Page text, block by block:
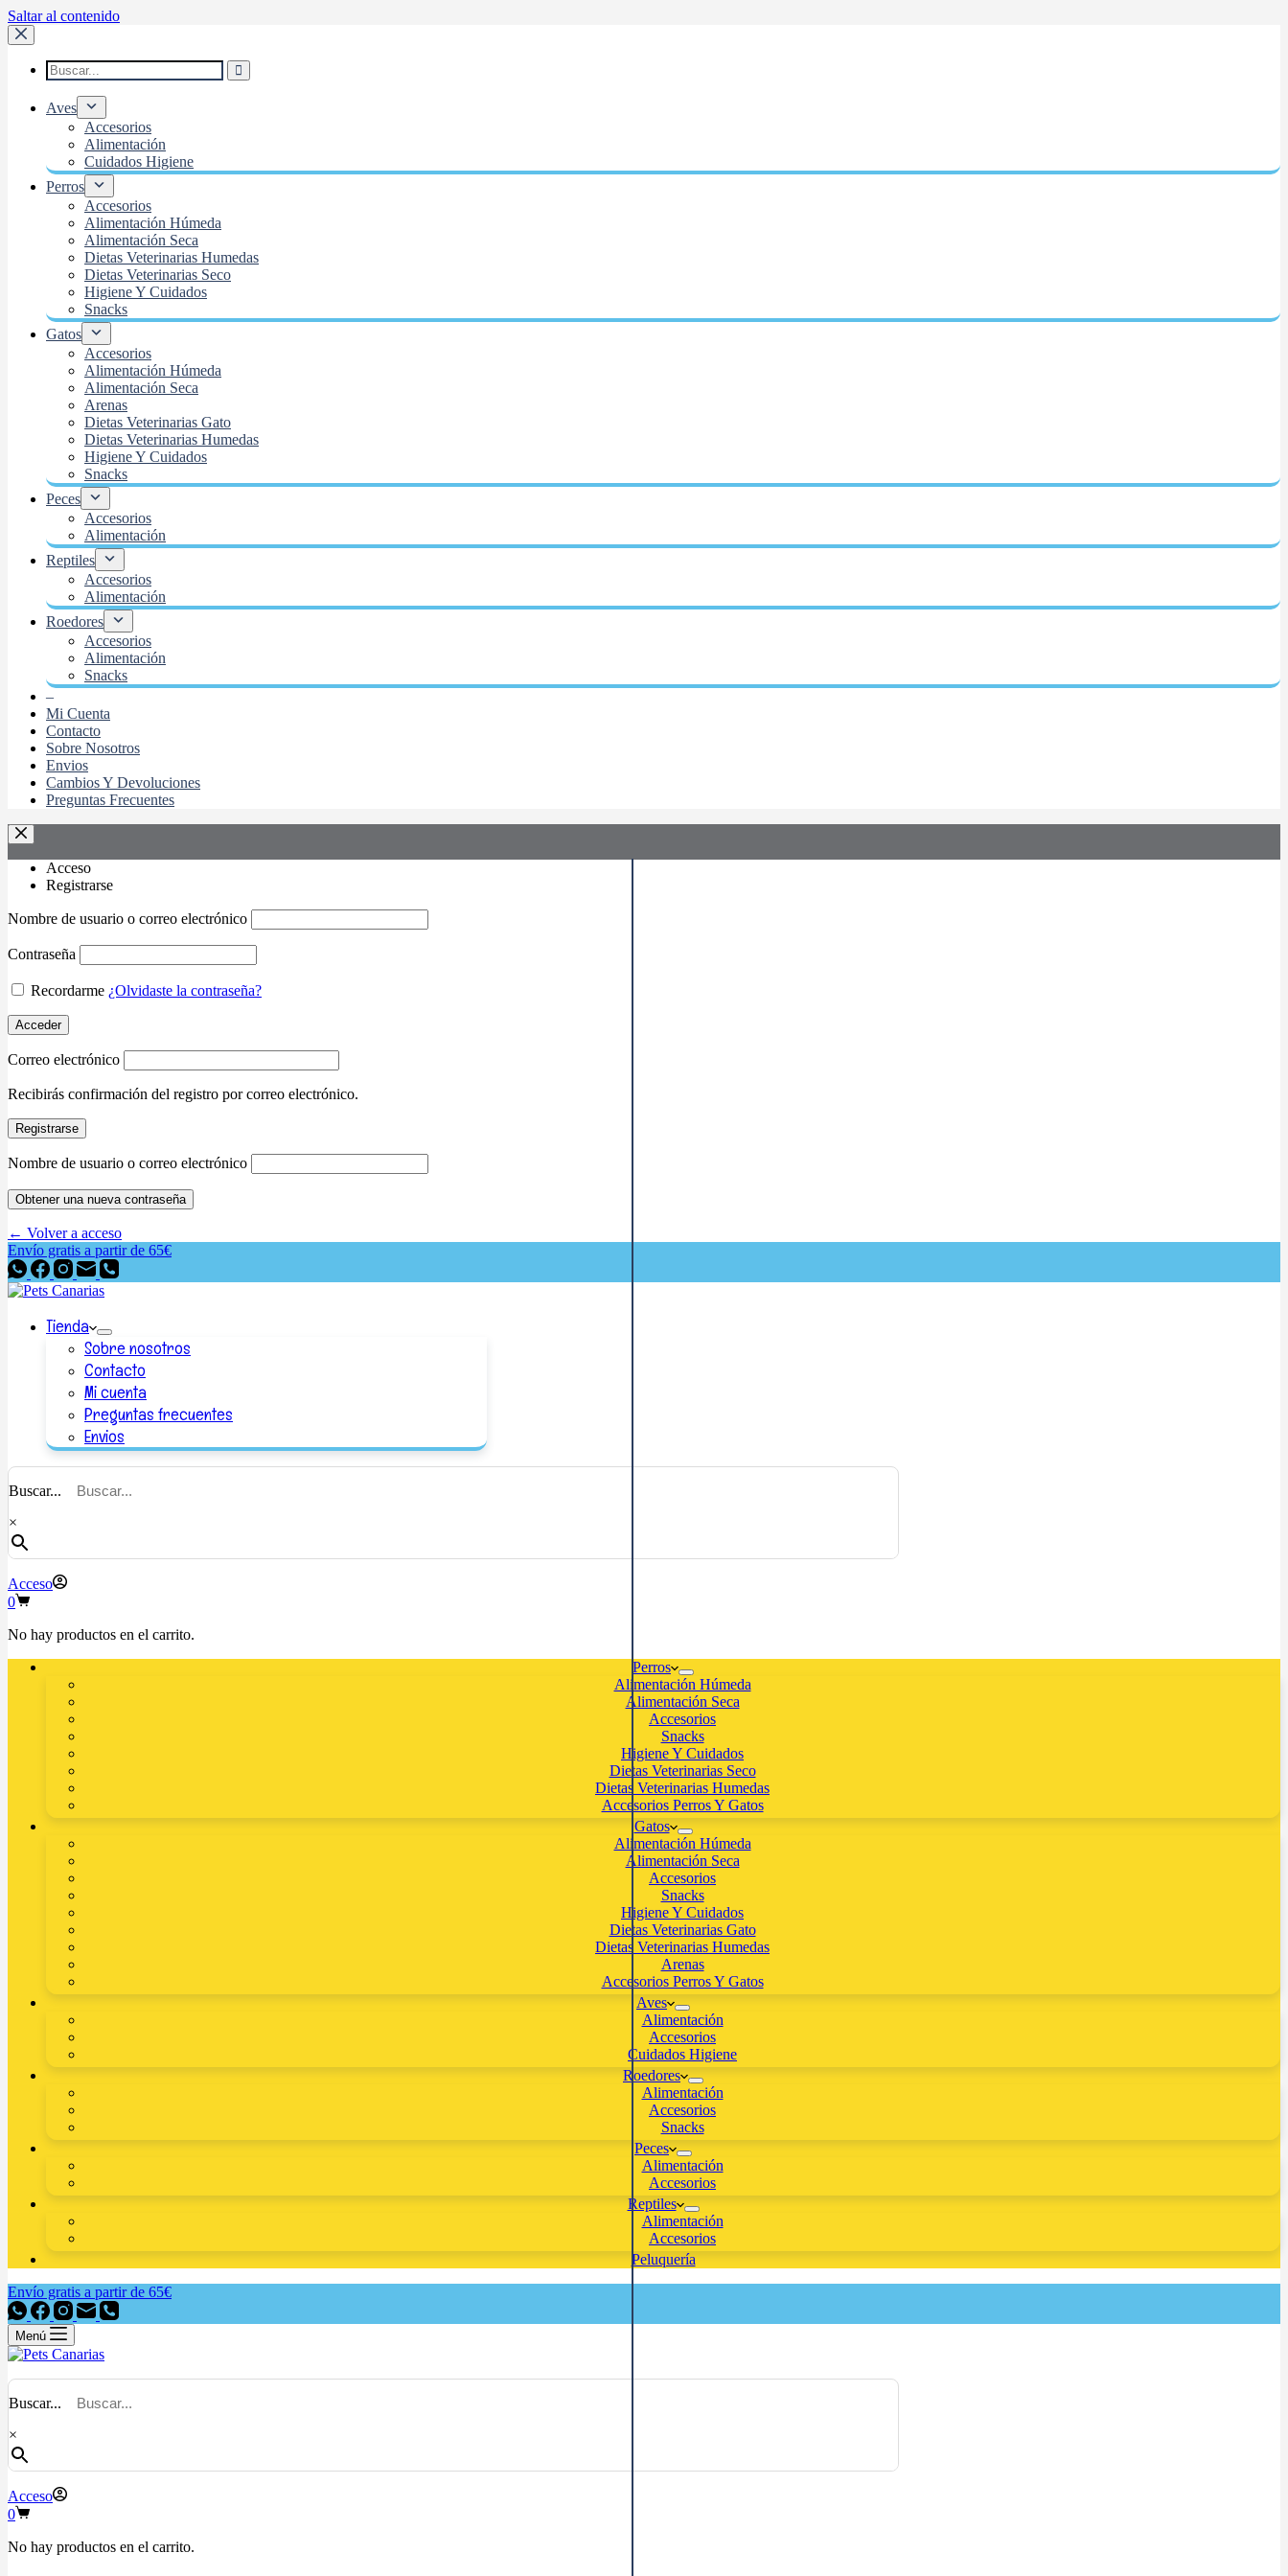
Saltar al contenido
Aves
Accesorios
Alimentación
Cuidados Higiene
Perros
Accesorios
Alimentación Húmeda
Alimentación Seca
Dietas Veterinarias Humedas
Dietas Veterinarias Seco
Higiene Y Cuidados
Snacks
Gatos
Accesorios
Alimentación Húmeda
Alimentación Seca
Arenas
Dietas Veterinarias Gato
Dietas Veterinarias Humedas
Higiene Y Cuidados
Snacks
Peces
Accesorios
Alimentación
Reptiles
Accesorios
Alimentación
Roedores
Accesorios
Alimentación
Snacks
–
Mi Cuenta
Contacto
Sobre Nosotros
Envios
Cambios Y Devoluciones
Preguntas Frecuentes
Acceso
Registrarse
Nombre de usuario o correo electrónico
Contraseña
Recordarme ¿Olvidaste la contraseña?
Acceder
Correo electrónico
Recibirás confirmación del registro por correo electrónico.
Registrarse
Nombre de usuario o correo electrónico
Obtener una nueva contraseña
← Volver a acceso
Envío gratis a partir de 65€
Tienda
Sobre nosotros
Contacto
Mi cuenta
Preguntas frecuentes
Envios
Buscar...
×
Acceso
0
No hay productos en el carrito.
Perros
Alimentación Húmeda
Alimentación Seca
Accesorios
Snacks
Higiene Y Cuidados
Dietas Veterinarias Seco
Dietas Veterinarias Humedas
Accesorios Perros Y Gatos
Gatos
Alimentación Húmeda
Alimentación Seca
Accesorios
Snacks
Higiene Y Cuidados
Dietas Veterinarias Gato
Dietas Veterinarias Humedas
Arenas
Accesorios Perros Y Gatos
Aves
Alimentación
Accesorios
Cuidados Higiene
Roedores
Alimentación
Accesorios
Snacks
Peces
Alimentación
Accesorios
Reptiles
Alimentación
Accesorios
Peluquería
Envío gratis a partir de 65€
Menú
Buscar...
×
Acceso
0
No hay productos en el carrito.